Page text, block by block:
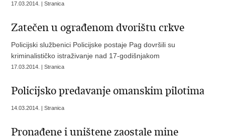
17.03.2014. | Stranica
Zatečen u ograđenom dvorištu crkve
Policijski službenici Policijske postaje Pag dovršili su
kriminalističko istraživanje nad 17-godišnjakom
17.03.2014. | Stranica
Policijsko predavanje omanskim pilotima
14.03.2014. | Stranica
Pronađene i uništene zaostale mine